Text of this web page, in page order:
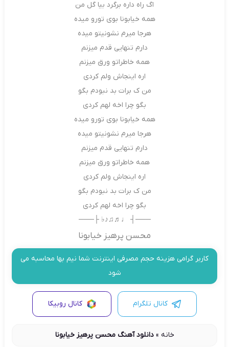
اگ راه داره برگرد بیا گل من
همه خیابونا بوی تورو میده
هرجا میرم نشونیتو میده
دارم تنهایی قدم میزنم
همه خاطراتو ورق میزنم
اره اینجاش ولم کردی
من ک برات بد نبودم بگو
بگو چرا اخه لهم کردی
همه خیابونا بوی تورو میده
هرجا میرم نشونیتو میده
دارم تنهایی قدم میزنم
همه خاطراتو ورق میزنم
اره اینجاش ولم کردی
من ک برات بد نبودم بگو
بگو چرا اخه لهم کردی
───┤ ♩♬♫♪♭ ├───
محسن پرهیز خیابونا
کاربر گرامی هزینه حجم مصرفی اینترنت شما نیم بها محاسبه می
شود
کانال تلگرام کانال روبیکا
خانه »دانلود آهنگ محسن پرهیز خیابونا